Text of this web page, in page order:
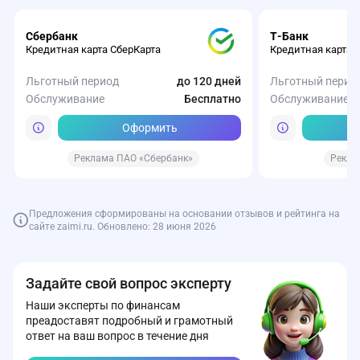
Сбербанк
Кредитная карта СберКарта
Льготный период
до 120 дней
Обслуживание
Бесплатно
Оформить
Реклама ПАО «Сбербанк»
Т-Банк
Кредитная карта
Льготный
Обслуживание
Предложения сформированы на основании отзывов и рейтинга на
сайте zaimi.ru. Обновлено: 28 июня 2026
Кэшбэк
Обслуживание
99₽ в мес
Кэшбэк
Обслуживание
Первый заём бесплатно
Сумма
2 000 - 30 000 ₽
Срок
5 - 30 дней
Займ онлайн
Сумма
Срок
Газпромбанка
Ставка
Сумма
от 1 ₽
Ставка
Сумма
Сумма
ПСК
14,9-38,9%
Срок
до 15 лет
Сумма
ПСК
Срок
Обслуживание
первые 3 месяца —
бесплатно
Обслуживание
Задайте свой вопрос эксперту
Наши эксперты по финансам
преaдоставят подробный и грамотный
ответ на ваш вопрос в течение дня